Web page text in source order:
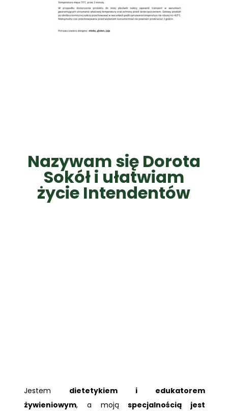
Nazywam się Dorota
Sokół i ułatwiam
życie Intendentów
Jestem dietetykiem i edukatorem
żywieniowym, a moją specjalnością jest